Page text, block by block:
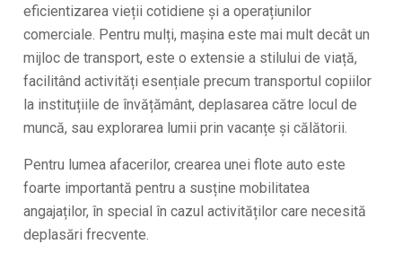
eficientizarea vieții cotidiene și a operațiunilor
comerciale. Pentru mulți, mașina este mai mult decât un
mijloc de transport, este o extensie a stilului de viață,
facilitând activități esențiale precum transportul copiilor
la instituțiile de învățământ, deplasarea către locul de
muncă, sau explorarea lumii prin vacanțe și călătorii.
Pentru lumea afacerilor, crearea unei flote auto este
foarte importantă pentru a susține mobilitatea
angajaților, în special în cazul activităților care necesită
deplasări frecvente.